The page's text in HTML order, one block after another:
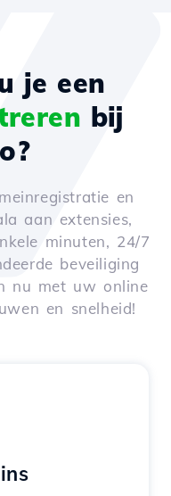
je een
bij
en
aan extensies,
minuten, 24/7
beveiliging
nu met uw online
en snelheid!